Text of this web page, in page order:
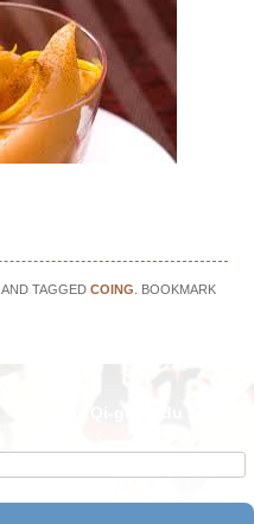
AND TAGGEDCOING
. BOOKMARK